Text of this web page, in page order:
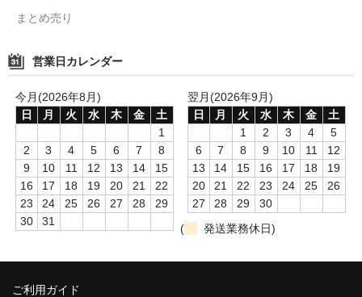
まとめ売り
営業日カレンダー
今月(2026年8月)
日
月 火 水 木 金
土
1
2
3 4 5 6 7
8
9
10 11 12 13 14
15
16
17 18 19 20 21
22
23
24 25 26 27 28
29
30
31
翌月(2026年9月)
日
月 火 水 木 金
土
1
2 3 4
5
6
7 8 9 10 11
12
13
14 15 16 17 18
19
20
21 22 23 24 25
26
27
28 29
30
(
発送業務休日)
ご利用ガイド